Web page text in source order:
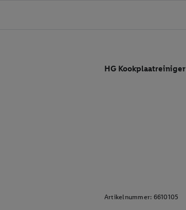
HG Kookplaatreiniger
Artikelnummer: 6610105